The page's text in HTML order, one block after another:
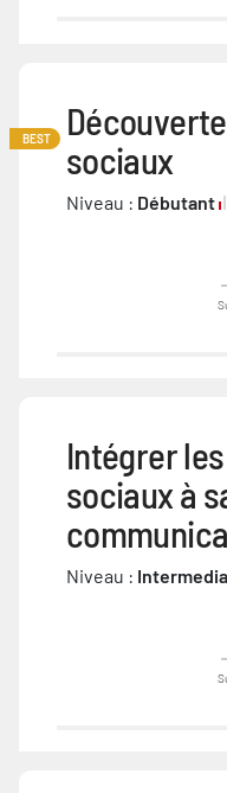
BEST
sociaux
Niveau : Débutant
Intégrer
sociaux à
Niveau :